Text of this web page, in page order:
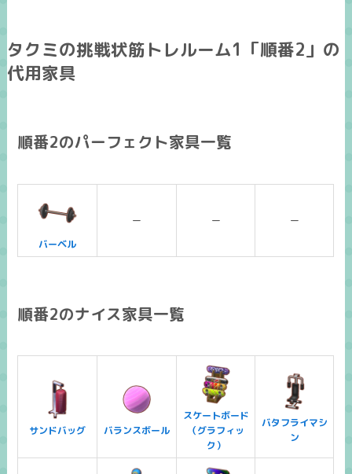
タクミの挑戦状筋トレルーム1「順番2」の
代用家具
順番2のパーフェクト家具一覧
バーベル
ー ー ー
順番2のナイス家具一覧
サンドバッグ バランスボール
スケートボード
（グラフィッ
ク）
バタフライマシ
ン